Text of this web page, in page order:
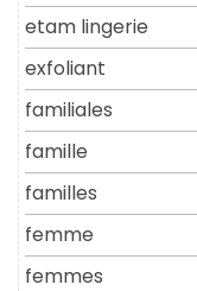
etam lingerie
exfoliant
familiales
famille
familles
femme
femmes